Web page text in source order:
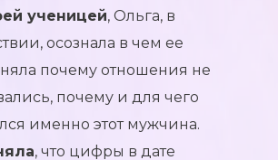
ученицей, Ольга, в
осознала в чем ее
почему отношения не
почему и для чего
именно этот мужчина.
, что цифры в дате